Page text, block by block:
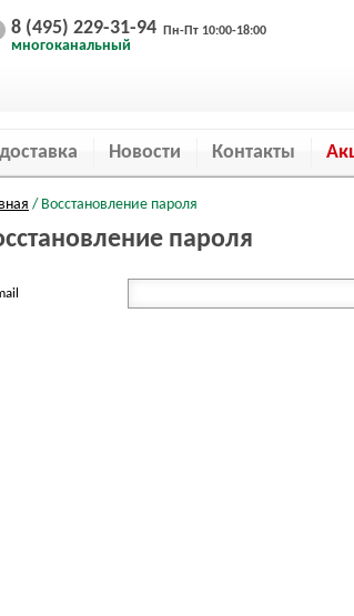
8 (495) 229-31-94
многоканальный
Пн-Пт 10:00-18:00
Новости Контакты
/ Восстановление пароля
пароля